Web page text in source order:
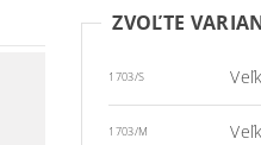
ZVOĽTE
1703/S
1703/M